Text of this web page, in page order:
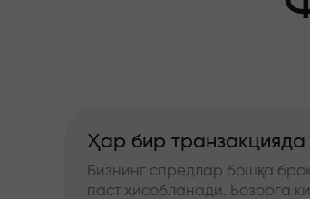
Ҳар бир транзакцияда
Бизнинг спредлар бошқа
паст ҳисобланади. Бозорга